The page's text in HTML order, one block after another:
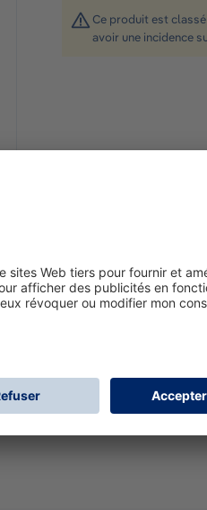
Ce produit est
avoir une incidence
pour les mesures des
la détection de